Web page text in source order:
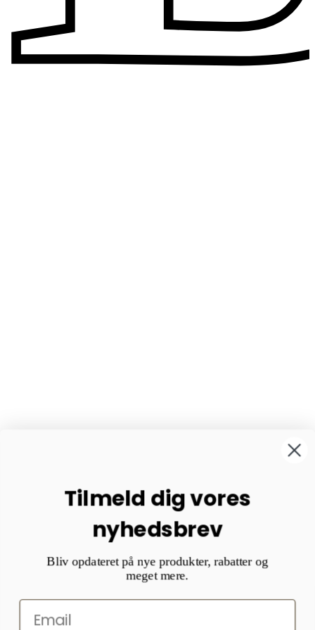
Tilmeld dig vores
nyhedsbrev
Bliv opdateret på nye produkter, rabatter og
meget mere.